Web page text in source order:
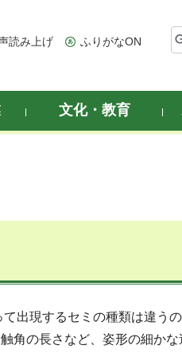
読み上げ ふりがなON
文化・教育
出現するセミの種類は違う
角の長さなど、姿形の細か